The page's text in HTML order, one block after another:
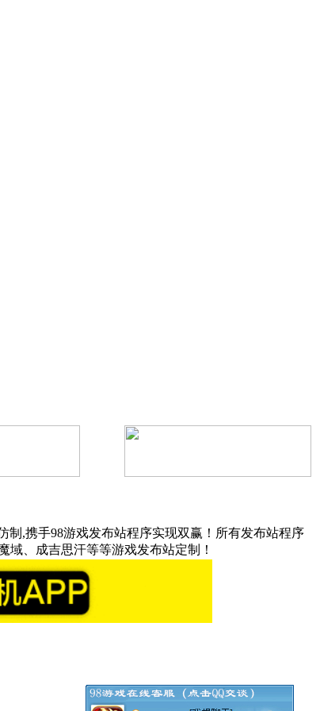
制,携手98游戏发布站程序实现双赢！所有发布站程序
、成吉思汗等等游戏发布站定制！